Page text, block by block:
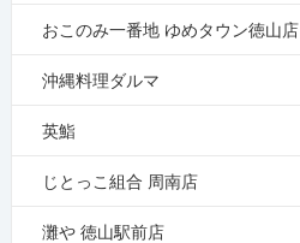
おこのみ一番地 ゆめタウン徳山店
沖縄料理ダルマ
英鮨
じとっこ組合 周南店
灘や 徳山駅前店